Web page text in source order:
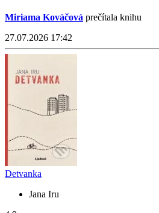
Miriama Kováčová prečítala knihu
27.07.2026 17:42
Detvanka
Jana Iru